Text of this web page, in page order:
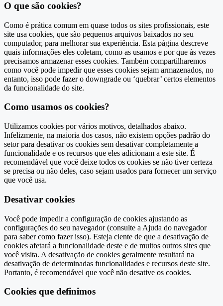
O que são cookies?
Como é prática comum em quase todos os sites profissionais, este
site usa cookies, que são pequenos arquivos baixados no seu
computador, para melhorar sua experiência. Esta página descreve
quais informações eles coletam, como as usamos e por que às vezes
precisamos armazenar esses cookies. Também compartilharemos
como você pode impedir que esses cookies sejam armazenados, no
entanto, isso pode fazer o downgrade ou ‘quebrar’ certos elementos
da funcionalidade do site.
Como usamos os cookies?
Utilizamos cookies por vários motivos, detalhados abaixo.
Infelizmente, na maioria dos casos, não existem opções padrão do
setor para desativar os cookies sem desativar completamente a
funcionalidade e os recursos que eles adicionam a este site. É
recomendável que você deixe todos os cookies se não tiver certeza
se precisa ou não deles, caso sejam usados ​​para fornecer um serviço
que você usa.
Desativar cookies
Você pode impedir a configuração de cookies ajustando as
configurações do seu navegador (consulte a Ajuda do navegador
para saber como fazer isso). Esteja ciente de que a desativação de
cookies afetará a funcionalidade deste e de muitos outros sites que
você visita. A desativação de cookies geralmente resultará na
desativação de determinadas funcionalidades e recursos deste site.
Portanto, é recomendável que você não desative os cookies.
Cookies que definimos